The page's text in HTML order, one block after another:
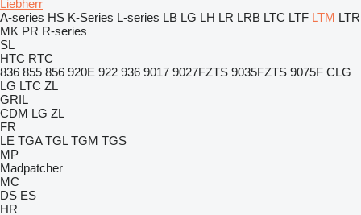
Liebherr
A-series HS K-Series L-series LB LG LH LR LRB LTC LTF LTM LTR
MK PR R-series
SL
HTC RTC
836 855 856 920E 922 936 9017 9027FZTS 9035FZTS 9075F CLG
LG LTC ZL
GRIL
CDM LG ZL
FR
LE TGA TGL TGM TGS
MP
Madpatcher
MC
DS ES
HR